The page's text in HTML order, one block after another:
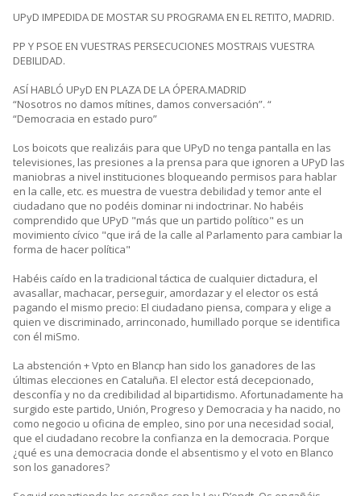
UPyD IMPEDIDA DE MOSTAR SU PROGRAMA EN EL RETITO, MADRID.
PP Y PSOE EN VUESTRAS PERSECUCIONES MOSTRAIS VUESTRA
DEBILIDAD.
ASÍ HABLÓ UPyD EN PLAZA DE LA ÓPERA.MADRID
“Nosotros no damos mítines, damos conversación”. “
“Democracia en estado puro”
Los boicots que realizáis para que UPyD no tenga pantalla en las
televisiones, las presiones a la prensa para que ignoren a UPyD las
maniobras a nivel instituciones bloqueando permisos para hablar
en la calle, etc. es muestra de vuestra debilidad y temor ante el
ciudadano que no podéis dominar ni indoctrinar. No habéis
comprendido que UPyD "más que un partido político" es un
movimiento cívico "que irá de la calle al Parlamento para cambiar la
forma de hacer política"
Habéis caído en la tradicional táctica de cualquier dictadura, el
avasallar, machacar, perseguir, amordazar y el elector os está
pagando el mismo precio: El ciudadano piensa, compara y elige a
quien ve discriminado, arrinconado, humillado porque se identifica
con él miSmo.
La abstención + Vpto en Blancp han sido los ganadores de las
últimas elecciones en Cataluña. El elector está decepcionado,
desconfía y no da credibilidad al bipartidismo. Afortunadamente ha
surgido este partido, Unión, Progreso y Democracia y ha nacido, no
como negocio u oficina de empleo, sino por una necesidad social,
que el ciudadano recobre la confianza en la democracia. Porque
¿qué es una democracia donde el absentismo y el voto en Blanco
son los ganadores?